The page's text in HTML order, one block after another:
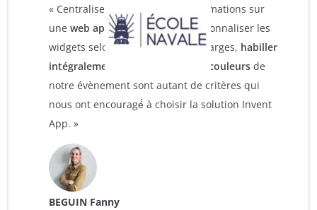
« Centraliser l’ensemble des informations sur
une web application dédiée, personnaliser les
widgets selon notre cahier des charges, habiller
intégralement la plateforme aux couleurs de
notre évènement sont autant de critères qui
nous ont encouragé́ à choisir la solution Invent
App. »
BEGUIN Fanny